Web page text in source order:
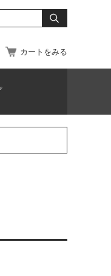
カートをみる